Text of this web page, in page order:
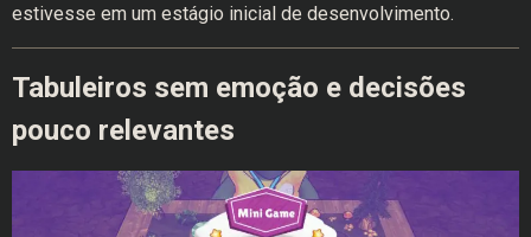
estivesse em um estágio inicial de desenvolvimento.
Tabuleiros sem emoção e decisões
pouco relevantes